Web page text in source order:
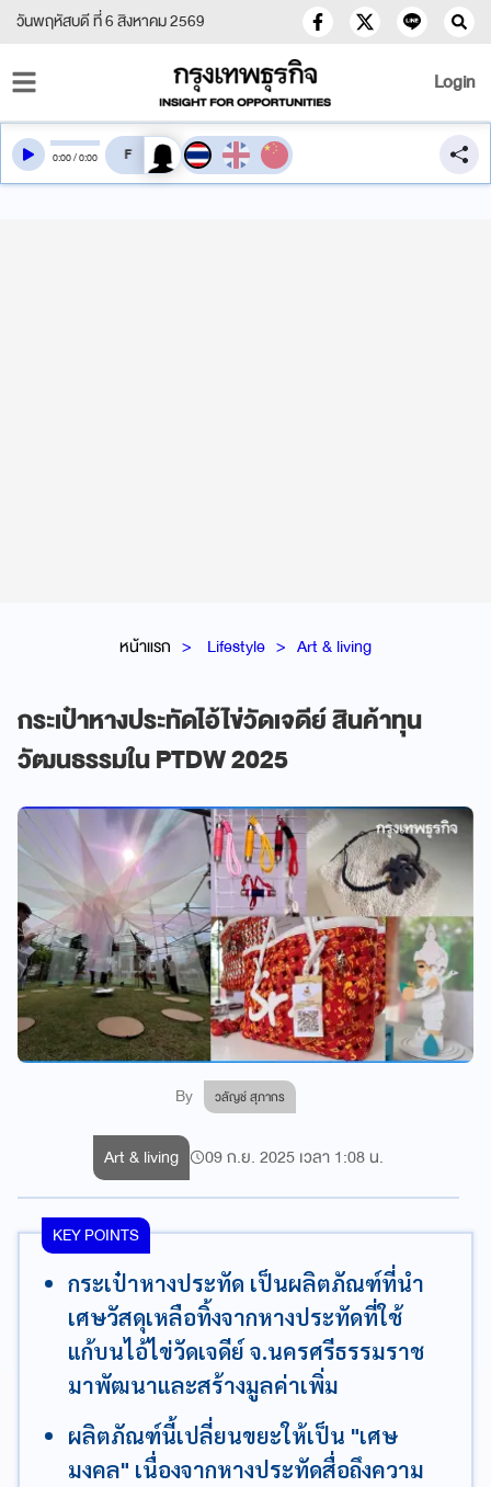
วันพฤหัสบดี ที่ 6 สิงหาคม 2569
Login
หน้าแรก Lifestyle Art & living
กระเป๋าหางประทัดไอ้ไข่วัดเจดีย์ สินค้าทุน
วัฒนธรรมใน PTDW 2025
By วลัญช์ สุภากร
0:00/0:00 สลับเสียงอ่าน
Art & living 09 ก.ย. 2025 เวลา 1:08 น.
KEY POINTS
กระเป๋าหางประทัด เป็นผลิตภัณฑ์ที่นำ
เศษวัสดุเหลือทิ้งจากหางประทัดที่ใช้
แก้บนไอ้ไข่วัดเจดีย์ จ.นครศรีธรรมราช
มาพัฒนาและสร้างมูลค่าเพิ่ม
ผลิตภัณฑ์นี้เปลี่ยนขยะให้เป็น "เศษ
มงคล" เนื่องจากหางประทัดสื่อถึงความ